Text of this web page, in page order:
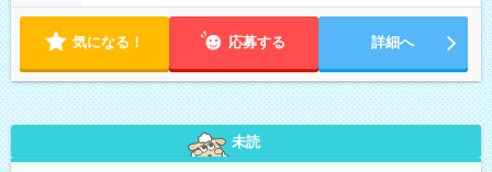
気になる！ 応募する 詳細へ
未読